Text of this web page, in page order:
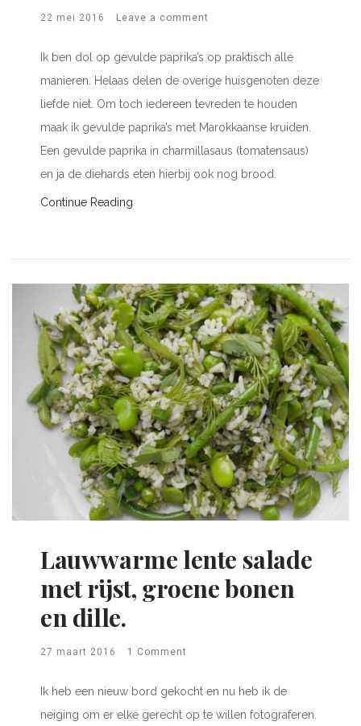
22 mei 2016 Leave a comment
Ik ben dol op gevulde paprika’s op praktisch alle
manieren. Helaas delen de overige huisgenoten deze
liefde niet. Om toch iedereen tevreden te houden
maak ik gevulde paprika’s met Marokkaanse kruiden.
Een gevulde paprika in charmillasaus (tomatensaus)
en ja de diehards eten hierbij ook nog brood.
Continue Reading
Lauwwarme lente salade
met rijst, groene bonen
en dille.
27 maart 2016 1 Comment
Ik heb een nieuw bord gekocht en nu heb ik de
neiging om er elke gerecht op te willen fotograferen.